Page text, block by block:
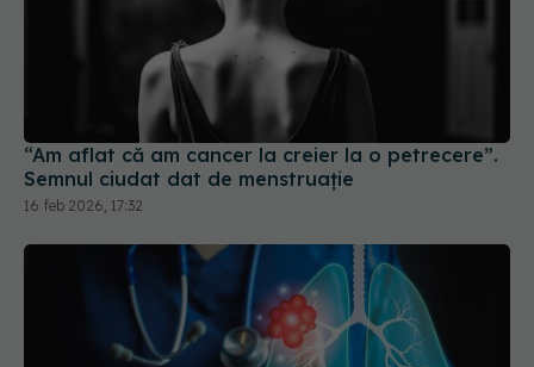
“Am aflat că am cancer la creier la o petrecere”.
Semnul ciudat dat de menstruație
16 feb 2026, 17:32